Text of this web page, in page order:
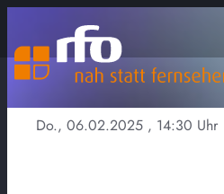
Do., 06.02.2025 , 14:30 Uhr